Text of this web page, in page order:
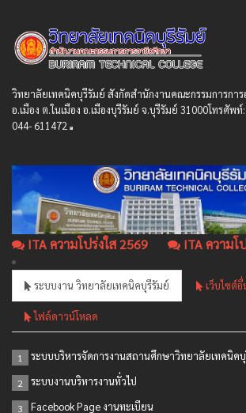
วิทยาลัยเทคนิคบุรีรัมย์ สังกัดสํานักงานคณะกรรมการกา
อ.เมือง ต.ในเมือง อ.เมืองบุรีรัมย์ จ.บุรีรัมย์ 31000โทรศัพ
044- 611472
ITA ความโปร่งใส 2569 ITA ความโ
ระบบงาน วิทยาลัยเทคนิคบุรีรัมย์ เว็บไซต์อื่
ไฟล์ดาวน์โหลด
1 ระบบบริหารจัดการงานสถานศึกษาวิทยาลัยเทคนิคบุ
2 ระบบงานบริหารงานทั่วไป
3 Facebook Page งานทะเบียน